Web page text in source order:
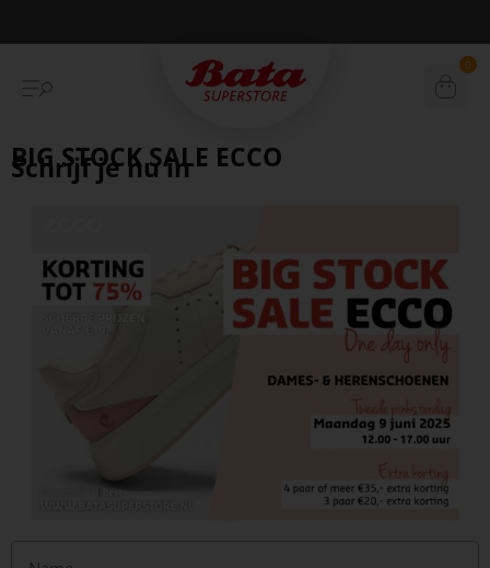
Betaal achteraf met Klarna 0
BIG STOCK SALE ECCO
Schrijf je nu in